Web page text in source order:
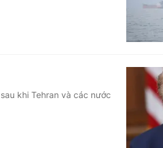
khi Tehran và các nước